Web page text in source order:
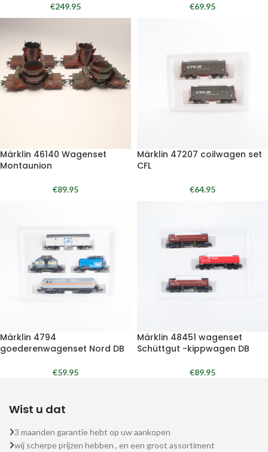
€249.95 €69.95
Märklin 46140 Wagenset
Montaunion
€89.95
Märklin 47207 coilwagen set
CFL
€64.95
Märklin 4794
goederenwagenset Nord DB
€59.95
Märklin 48451 wagenset
Schüttgut -kippwagen DB
€89.95
Wist u dat
3 maanden garantie hebt op uw aankopen
wij scherpe prijzen hebben , en een groot assortiment